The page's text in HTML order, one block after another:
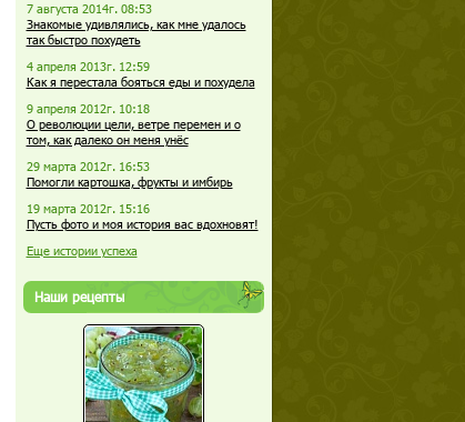
7 августа 2014г. 08:53
Знакомые удивлялись, как мне удалось
так быстро похудеть
4 апреля 2013г. 12:59
Как я перестала бояться еды и похудела
9 апреля 2012г. 10:18
О революции цели, ветре перемен и о
том, как далеко он меня унёс
29 марта 2012г. 16:53
Помогли картошка, фрукты и имбирь
19 марта 2012г. 15:16
Пусть фото и моя история вас вдохновят!
Еще истории успеха
Наши рецепты